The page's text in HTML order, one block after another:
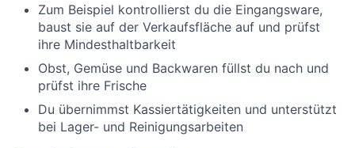
Zum Beispiel kontrollierst du die Eingangsware,
baust sie auf der Verkaufsfläche auf und prüfst
ihre Mindesthaltbarkeit
Obst, Gemüse und Backwaren füllst du nach und
prüfst ihre Frische
Du übernimmst Kassiertätigkeiten und unterstützt
bei Lager- und Reinigungsarbeiten